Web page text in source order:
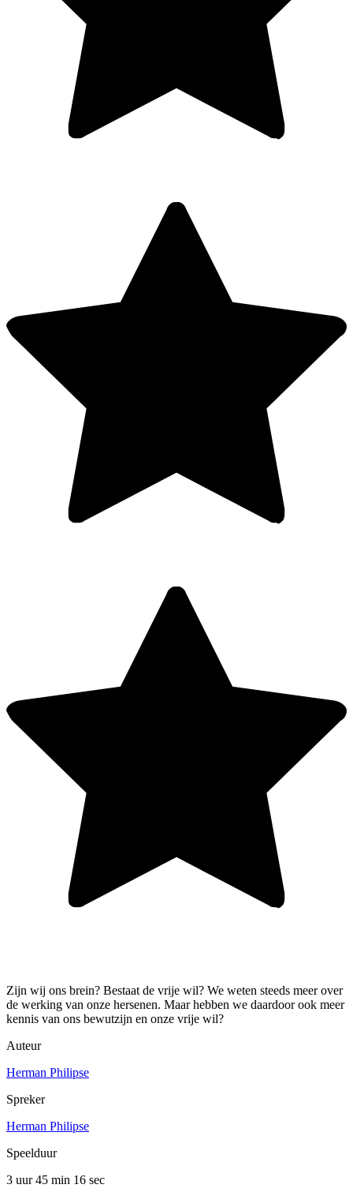
Zijn wij ons brein? Bestaat de vrije wil? We weten steeds meer over
de werking van onze hersenen. Maar hebben we daardoor ook meer
kennis van ons bewutzijn en onze vrije wil?
Auteur
Herman Philipse
Spreker
Herman Philipse
Speelduur
3 uur 45 min 16 sec